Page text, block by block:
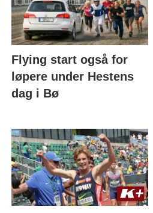
Flying start også for
løpere under Hestens
dag i Bø